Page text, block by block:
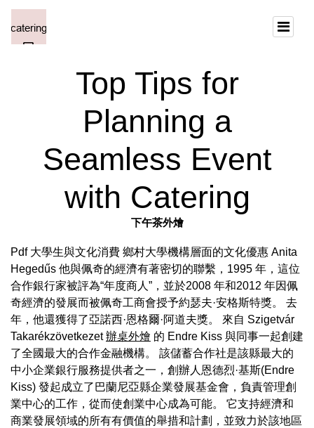
Top Tips for
Planning a
Seamless Event
with Catering
下午茶外燴
Pdf 大學生與文化消費 鄉村大學機構層面的文化優惠 Anita
Hegedűs 他與佩奇的經濟有著密切的聯繫，1995 年，這位
合作銀行家被評為“年度商人”，並於2008 年和2012 年因佩
奇經濟的發展而被佩奇工商會授予約瑟夫·安格斯特獎。 去
年，他還獲得了亞諾西·恩格爾·阿道夫獎。 來自 Szigetvár
Takarékzövetkezet辦桌外燴 的 Endre Kiss 與同事一起創建
了全國最大的合作金融機構。 該儲蓄合作社是該縣最大的
中小企業銀行服務提供者之一，創辦人恩德烈·基斯(Endre
Kiss) 發起成立了巴蘭尼亞縣企業發展基金會，負責管理創
業中心的工作，從而使創業中心成為可能。 它支持經濟和
商業發展領域的所有有價值的舉措和計劃，並致力於該地區